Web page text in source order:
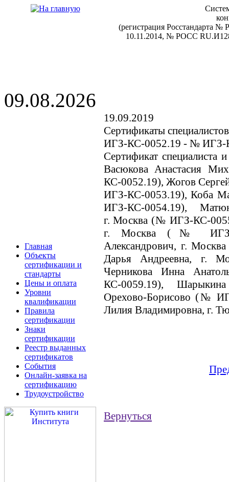
(регистрация
10.11.2014, № РОСС
09.08.2026
Главная
Объекты
сертификации и
стандарты
Цены и оплата
Уровни
квалификации
Правила
сертификации
Знаки
сертификации
Реестр выданных
сертификатов
События
Онлайн-заявка на
сертификацию
Трудоустройство
19.09.2019
Сертификаты
ИГЗ-КС-0052.19 - № ИГЗ-
Сертификат специалиста
Васюкова Анастасия
КС-0052.19), Жогов
ИГЗ-КС-0053.19), Коба
ИГЗ-КС-0054.19),
г. Москва (№ ИГЗ-КС-
г. Москва (№ ИГЗ-
Александрович, г.
Дарья Андреевна, г.
Черникова Инна
КС-0059.19),
Орехово-Борисово (№
Лилия Владимировна, г.
Вернуться